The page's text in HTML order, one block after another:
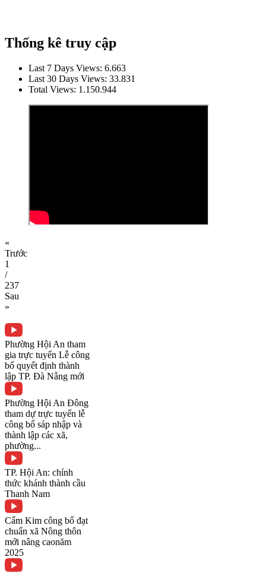
Thống kê truy cập
Last 7 Days Views: 6.663
Last 30 Days Views: 33.831
Total Views: 1.150.944
«
Trước
1
/
237
Sau
»
Phường Hội An tham
gia trực tuyến Lễ công
bố quyết định thành
lập TP. Đà Nẵng mới
Phường Hội An Đông
tham dự trực tuyến lễ
công bố sáp nhập và
thành lập các xã,
phường...
TP. Hội An: chính
thức khánh thành cầu
Thanh Nam
Cẩm Kim công bố đạt
chuẩn xã Nông thôn
mới nâng caonăm
2025